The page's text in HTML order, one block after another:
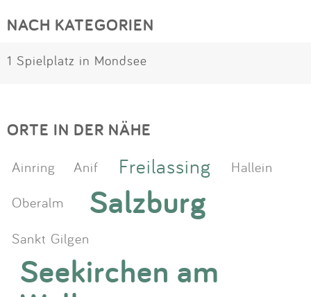
NACH KATEGORIEN
1 Spielplatz in Mondsee
ORTE IN DER NÄHE
Ainring Anif Freilassing
Hallein
Oberalm
Salzburg
Sankt Gilgen
Seekirchen am